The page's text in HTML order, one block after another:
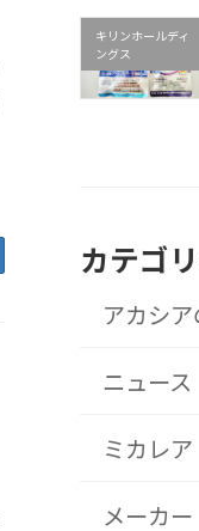
キリンホールディ
ングス
カテゴ
アカシ
ニュース
ミカレア
メーカー